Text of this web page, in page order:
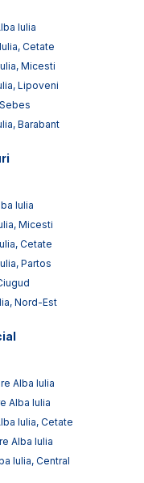
Iulia
Cetate
Micesti
Lipoveni
Barabant
Iulia
Micesti
Cetate
Partos
Nord-Est
Alba Iulia
Alba Iulia
Iulia, Cetate
Alba Iulia
Iulia, Central